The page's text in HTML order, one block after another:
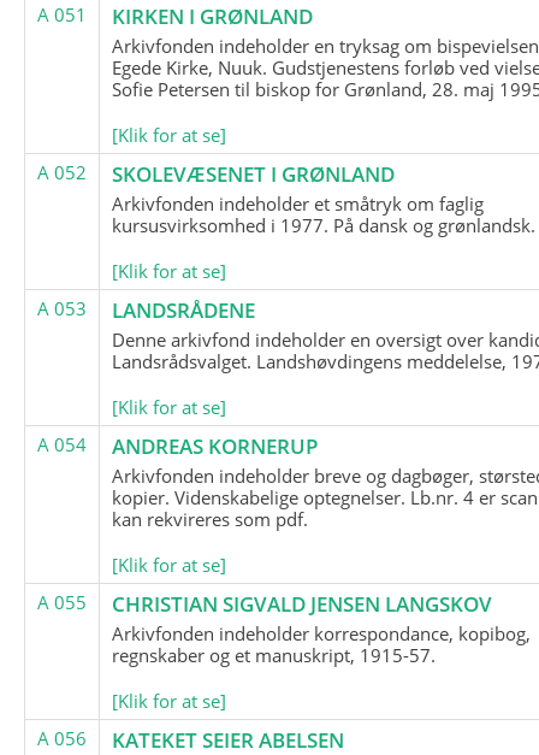
A 051
KIRKEN I GRØNLAND
Arkivfonden indeholder en tryksag om
Egede Kirke, Nuuk. Gudstjenestens forløb ved
Sofie Petersen til biskop for Grønland, 28. maj
[Klik for at se]
A 052
SKOLEVÆSENET I GRØNLAND
Arkivfonden indeholder et småtryk om faglig
kursusvirksomhed i 1977. På dansk og grønlandsk.
[Klik for at se]
A 053
LANDSRÅDENE
Denne arkivfond indeholder en oversigt over
Landsrådsvalget. Landshøvdingens meddelelse,
[Klik for at se]
A 054
ANDREAS KORNERUP
Arkivfonden indeholder breve og dagbøger,
kopier. Videnskabelige optegnelser. Lb.nr. 4 er
kan rekvireres som pdf.
[Klik for at se]
A 055
CHRISTIAN SIGVALD JENSEN LANGSKOV
Arkivfonden indeholder korrespondance, kopibog,
regnskaber og et manuskript, 1915-57.
[Klik for at se]
A 056
KATEKET SEIER ABELSEN